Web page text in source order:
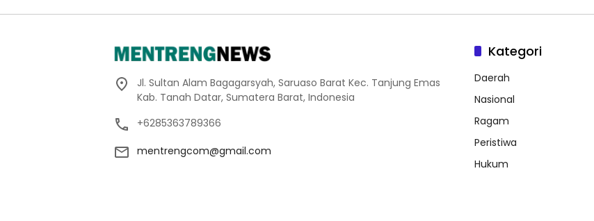
Jl. Sultan Alam Bagagarsyah, Saruaso Barat Kec. Tanjung Emas
Kab. Tanah Datar, Sumatera Barat, Indonesia
+6285363789366
mentrengcom@gmail.com
Kategori
Daerah
Nasional
Ragam
Peristiwa
Hukum